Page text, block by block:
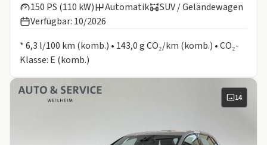
150 PS (110 kW)
Automatik
SUV / Geländewagen
Verfügbar: 10/2026
* 6,3 l/100 km (komb.) • 143,0 g CO₂/km (komb.) • CO₂-
Klasse: E (komb.)
14